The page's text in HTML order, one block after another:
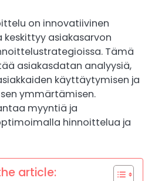
on innovatiivinen
asiakasarvon
Tämä
asiakasdatan analyysiä,
käyttäytymisen ja
ymmärtämisen.
myyntiä ja
hinnoittelua ja
article: